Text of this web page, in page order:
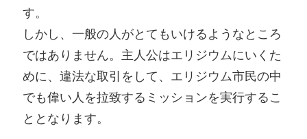
す。
しかし、一般の人がとてもいけるようなところ
ではありません。主人公はエリジウムにいくた
めに、違法な取引をして、エリジウム市民の中
でも偉い人を拉致するミッションを実行するこ
ととなります。